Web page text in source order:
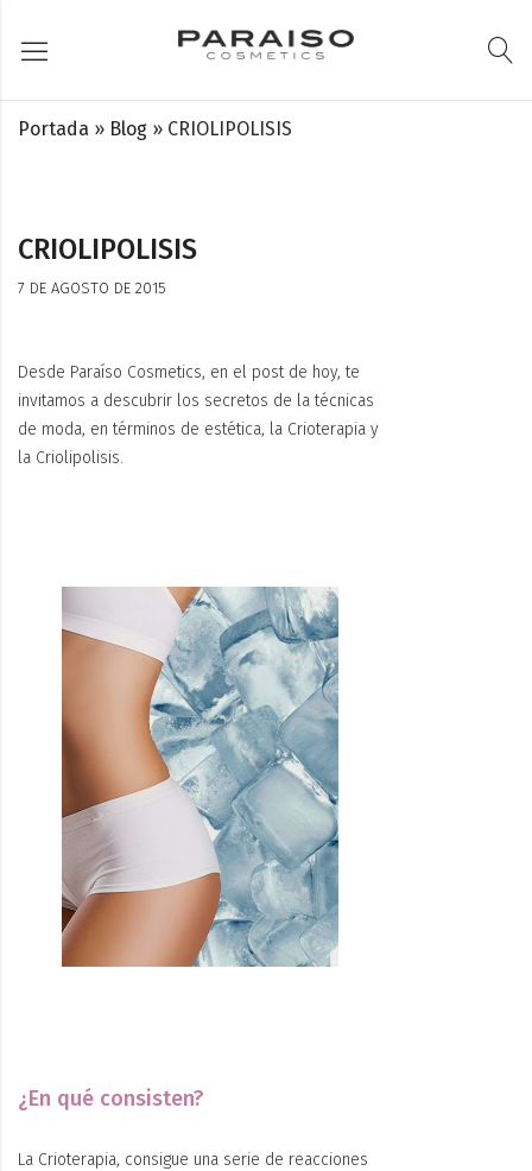
Portada » Blog » CRIOLIPOLISIS
CRIOLIPOLISIS
7 DE AGOSTO DE 2015
Desde Paraíso Cosmetics, en el post de hoy, te
invitamos a descubrir los secretos de la técnicas
de moda, en términos de estética, la Crioterapia y
la Criolipolisis.
¿En qué consisten?
La Crioterapia, consigue una serie de reacciones